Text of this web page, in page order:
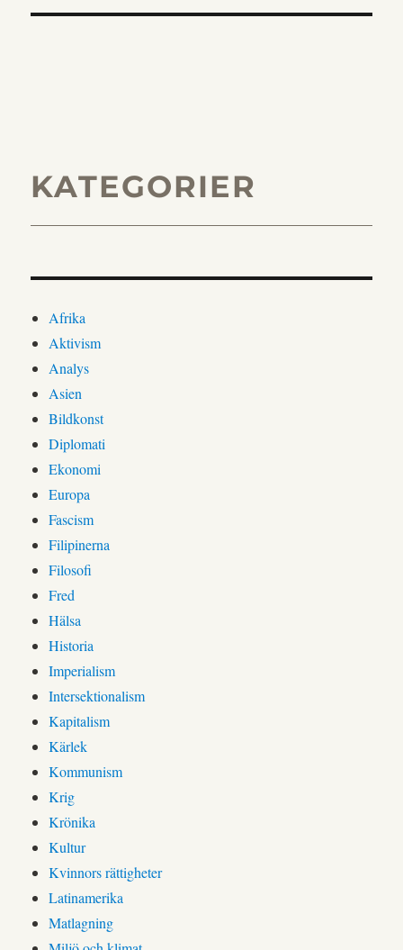
KATEGORIER
Afrika
Aktivism
Analys
Asien
Bildkonst
Diplomati
Ekonomi
Europa
Fascism
Filipinerna
Filosofi
Fred
Hälsa
Historia
Imperialism
Intersektionalism
Kapitalism
Kärlek
Kommunism
Krig
Krönika
Kultur
Kvinnors rättigheter
Latinamerika
Matlagning